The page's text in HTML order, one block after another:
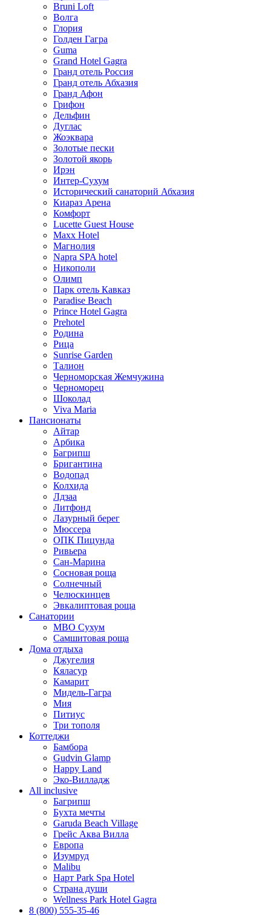
Bruni Loft
Волга
Глория
Голден Гагра
Guma
Grand Hotel Gagra
Гранд отель Россия
Гранд отель Абхазия
Гранд Афон
Грифон
Дельфин
Дуглас
Жоэквара
Золотые пески
Золотой якорь
Ирэн
Интер-Сухум
Исторический санаторий Абхазия
Киараз Арена
Комфорт
Lucette Guest House
Maxx Hotel
Магнолия
Napra SPA hotel
Никополи
Олимп
Парк отель Кавказ
Paradise Beach
Prince Hotel Gagra
Prehotel
Родина
Рица
Sunrise Garden
Талион
Черноморская Жемчужина
Черноморец
Шоколад
Viva Maria
Пансионаты
Айтар
Арбика
Багрипш
Бригантина
Водопад
Колхида
Лдзаа
Литфонд
Лазурный берег
Мюссера
ОПК Пицунда
Ривьера
Сан-Марина
Сосновая роща
Солнечный
Челюскинцев
Эвкалиптовая роща
Санатории
МВО Сухум
Самшитовая роща
Дома отдыха
Джугелия
Кяласур
Камарит
Мидель-Гагра
Мия
Питиус
Три тополя
Коттеджи
Бамбора
Gudvin Glamp
Happy Land
Эко-Вилладж
All inclusive
Багрипш
Бухта мечты
Garuda Beach Village
Грейс Аква Вилла
Европа
Изумруд
Malibu
Нарт Park Spa Hotel
Страна души
Wellness Park Hotel Gagra
8 (800) 555-35-46